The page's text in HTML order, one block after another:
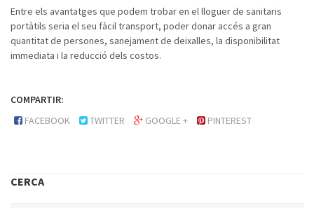
Entre els avantatges que podem trobar en el lloguer de sanitaris
portàtils seria el seu fàcil transport, poder donar accés a gran
quantitat de persones, sanejament de deixalles, la disponibilitat
immediata i la reducció dels costos.
COMPARTIR:
FACEBOOK
TWITTER GOOGLE + PINTEREST
CERCA